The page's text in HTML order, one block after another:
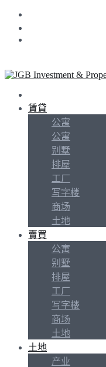
賃貸
公寓
公寓
别墅
排屋
工厂
写字楼
商场
土地
賣買
公寓
别墅
排屋
工厂
写字楼
商场
土地
土地
产业